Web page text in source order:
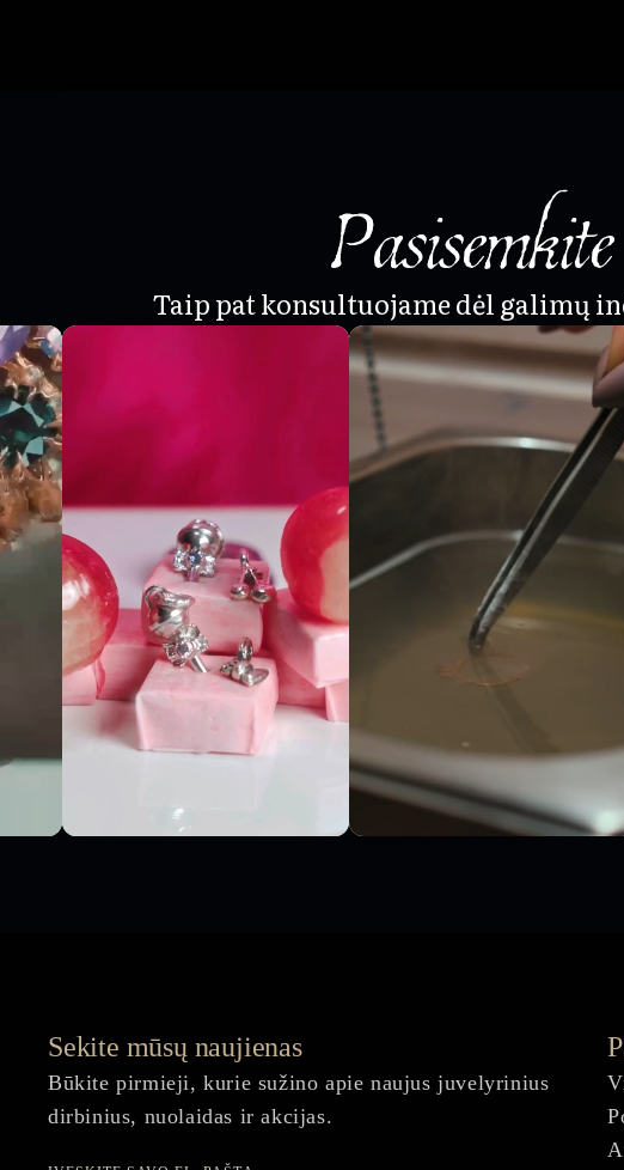
Taip pat konsultuojame dėl galimų
Sekite mūsų naujienas
Būkite pirmieji, kurie sužino apie naujus juvelyrinius
dirbinius, nuolaidas ir akcijas.